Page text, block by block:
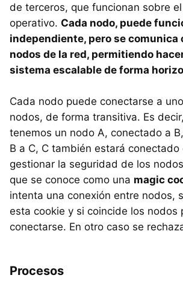
de terceros, que funcionan sobre
operativo. Cada nodo, puede
independiente, pero se comunica
nodos de la red, permitiendo
sistema escalable de forma
Cada nodo puede conectarse a
nodos, de forma transitiva. Es
tenemos un nodo A, conectado a
B a C, C también estará conectado
gestionar la seguridad de los
que se conoce como una magic
intenta una conexión entre nodos,
esta cookie y si coincide los nodos
conectarse. En otro caso se
Procesos